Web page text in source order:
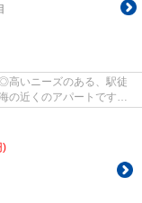
高いニーズのある、駅徒
の近くのアパートです◎
)